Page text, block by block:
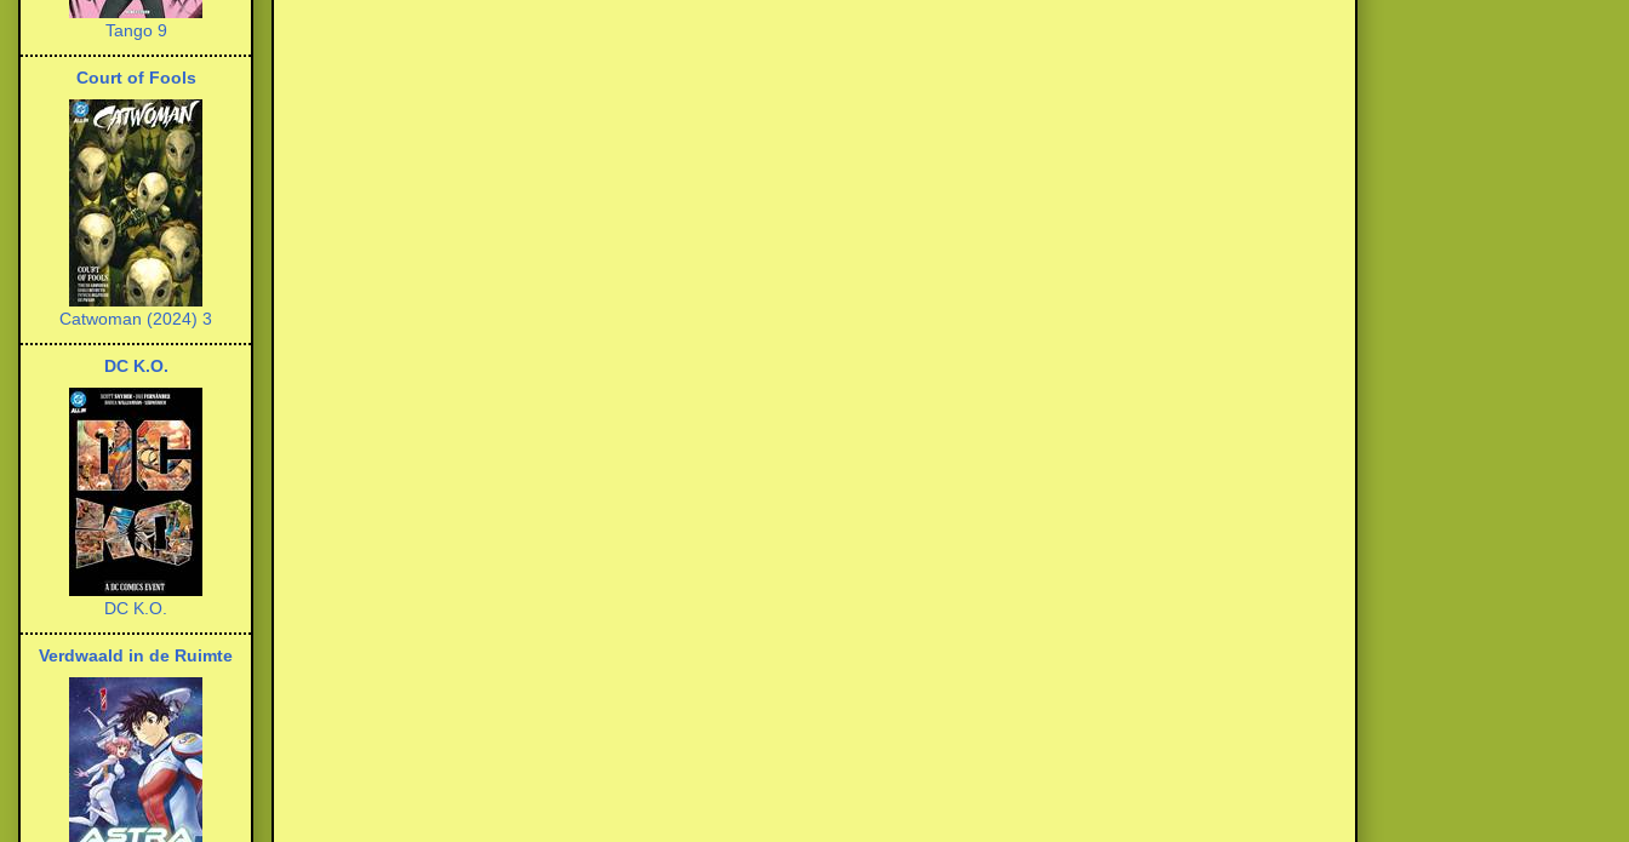
Tango 9
Court of Fools
Catwoman (2024) 3
DC K.O.
DC K.O.
Verdwaald in de Ruimte